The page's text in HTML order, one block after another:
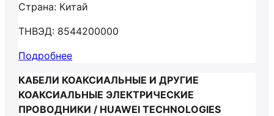
Страна: Китай
ТНВЭД: 8544200000
Подробнее
КАБЕЛИ КОАКСИАЛЬНЫЕ И ДРУГИЕ
КОАКСИАЛЬНЫЕ ЭЛЕКТРИЧЕСКИЕ
ПРОВОДНИКИ / HUAWEI TECHNOLOGIES